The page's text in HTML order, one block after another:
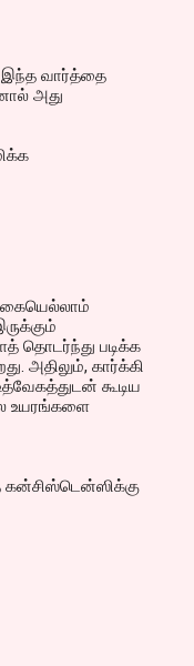
இந்த வார்த்தை
அது
தொடர்ந்து படிக்க
அதிலும், கார்க்கி
கூடிய
உயரங்களை
கன்சிஸ்டென்ஸிக்கு